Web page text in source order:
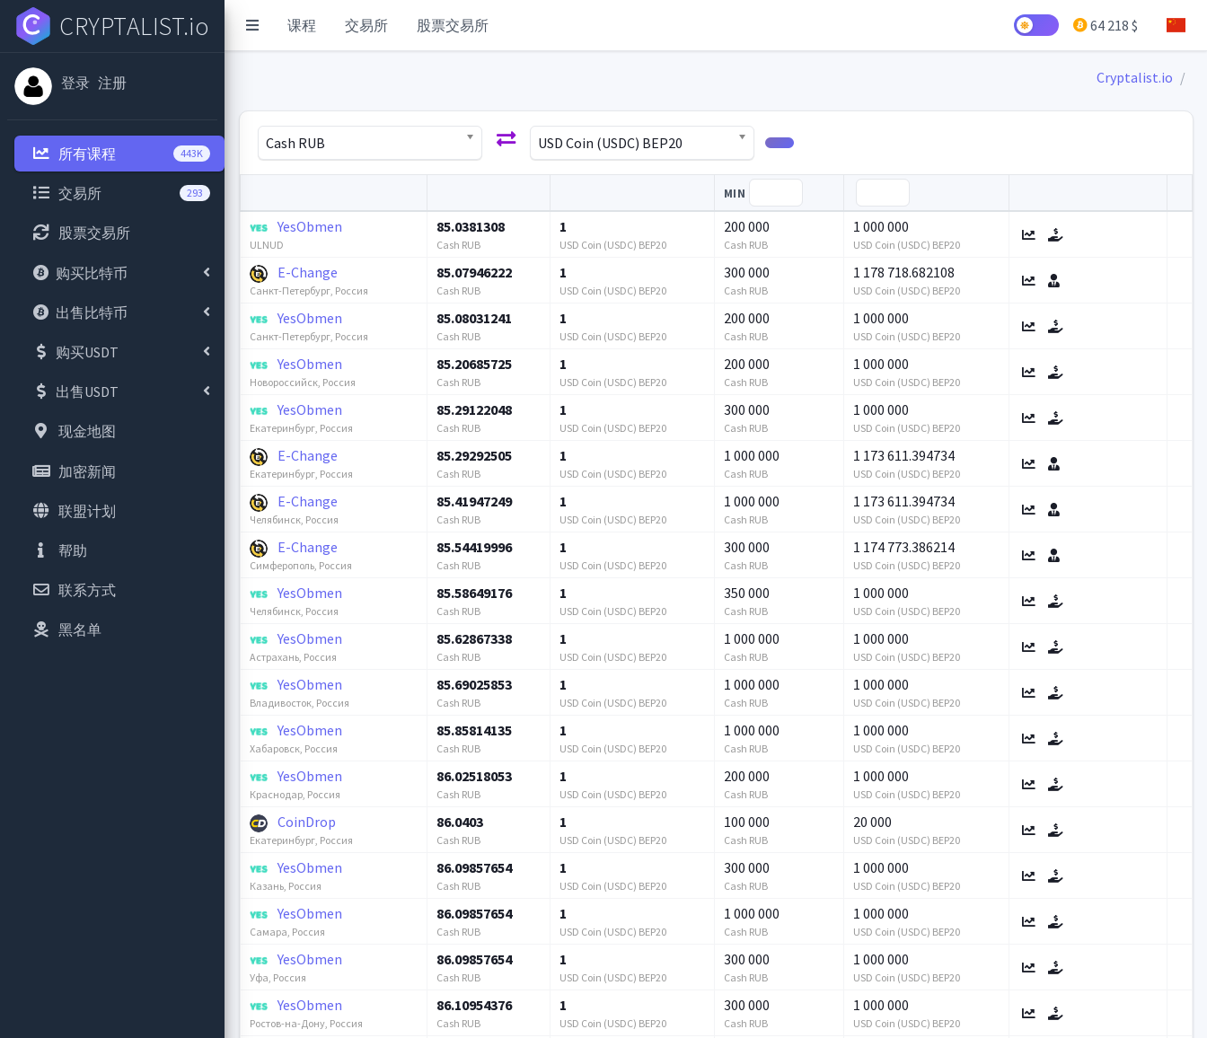
课程 交易所 股票交易所 64 218 $
CRYPTALIST.io
登录 注册
所有课程 443K
交易所 293
股票交易所
购买比特币
出售比特币
购买USDT
出售USDT
现金地图
加密新闻
联盟计划
帮助
联系方式
黑名单
Cryptalist.io
Cash RUB USD Coin (USDC) BEP20
MIN
YesObmen
ULNUD
85.0381308
Cash RUB
1
USD Coin (USDC) BEP20
200 000
Cash RUB
1 000 000
USD Coin (USDC) BEP20
E-Change
Санкт-Петербург, Россия
85.07946222
Cash RUB
1
USD Coin (USDC) BEP20
300 000
Cash RUB
1 178 718.682108
USD Coin (USDC) BEP20
YesObmen
Санкт-Петербург, Россия
85.08031241
Cash RUB
1
USD Coin (USDC) BEP20
200 000
Cash RUB
1 000 000
USD Coin (USDC) BEP20
YesObmen
Новороссийск, Россия
85.20685725
Cash RUB
1
USD Coin (USDC) BEP20
200 000
Cash RUB
1 000 000
USD Coin (USDC) BEP20
YesObmen
Екатеринбург, Россия
85.29122048
Cash RUB
1
USD Coin (USDC) BEP20
300 000
Cash RUB
1 000 000
USD Coin (USDC) BEP20
E-Change
Екатеринбург, Россия
85.29292505
Cash RUB
1
USD Coin (USDC) BEP20
1 000 000
Cash RUB
1 173 611.394734
USD Coin (USDC) BEP20
E-Change
Челябинск, Россия
85.41947249
Cash RUB
1
USD Coin (USDC) BEP20
1 000 000
Cash RUB
1 173 611.394734
USD Coin (USDC) BEP20
E-Change
Симферополь, Россия
85.54419996
Cash RUB
1
USD Coin (USDC) BEP20
300 000
Cash RUB
1 174 773.386214
USD Coin (USDC) BEP20
YesObmen
Челябинск, Россия
85.58649176
Cash RUB
1
USD Coin (USDC) BEP20
350 000
Cash RUB
1 000 000
USD Coin (USDC) BEP20
YesObmen
Астрахань, Россия
85.62867338
Cash RUB
1
USD Coin (USDC) BEP20
1 000 000
Cash RUB
1 000 000
USD Coin (USDC) BEP20
YesObmen
Владивосток, Россия
85.69025853
Cash RUB
1
USD Coin (USDC) BEP20
1 000 000
Cash RUB
1 000 000
USD Coin (USDC) BEP20
YesObmen
Хабаровск, Россия
85.85814135
Cash RUB
1
USD Coin (USDC) BEP20
1 000 000
Cash RUB
1 000 000
USD Coin (USDC) BEP20
YesObmen
Краснодар, Россия
86.02518053
Cash RUB
1
USD Coin (USDC) BEP20
200 000
Cash RUB
1 000 000
USD Coin (USDC) BEP20
CoinDrop
Екатеринбург, Россия
86.0403
Cash RUB
1
USD Coin (USDC) BEP20
100 000
Cash RUB
20 000
USD Coin (USDC) BEP20
YesObmen
Казань, Россия
86.09857654
Cash RUB
1
USD Coin (USDC) BEP20
300 000
Cash RUB
1 000 000
USD Coin (USDC) BEP20
YesObmen
Самара, Россия
86.09857654
Cash RUB
1
USD Coin (USDC) BEP20
1 000 000
Cash RUB
1 000 000
USD Coin (USDC) BEP20
YesObmen
Уфа, Россия
86.09857654
Cash RUB
1
USD Coin (USDC) BEP20
300 000
Cash RUB
1 000 000
USD Coin (USDC) BEP20
YesObmen
Ростов-на-Дону, Россия
86.10954376
Cash RUB
1
USD Coin (USDC) BEP20
300 000
Cash RUB
1 000 000
USD Coin (USDC) BEP20